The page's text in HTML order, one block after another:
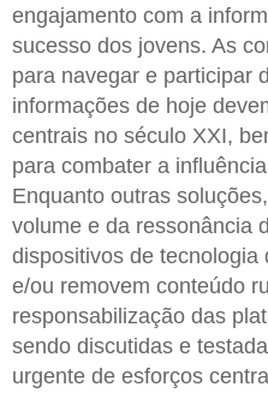
engajamento com a
sucesso dos jovens. As
para navegar e participar
informações de hoje
centrais no século XXI,
para combater a
Enquanto outras
volume e da ressonância
dispositivos de tecnologia
e/ou removem conteúdo
responsabilização das
sendo discutidas e
urgente de esforços